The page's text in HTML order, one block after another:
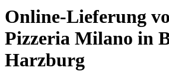
Online-Lieferung
Pizzeria Milano in
Harzburg